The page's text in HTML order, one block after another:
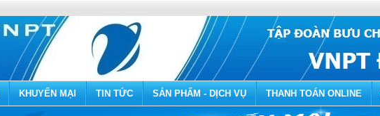
KHUYẾN MẠI TIN TỨC SẢN PHẨM - DỊCH VỤ THANH TOÁN ONLINE